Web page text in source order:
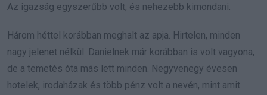
Az igazság egyszerűbb volt, és nehezebb kimondani.
Három héttel korábban meghalt az apja. Hirtelen, minden
nagy jelenet nélkül. Danielnek már korábban is volt vagyona,
de a temetés óta más lett minden. Negyvenegy évesen
hotelek, irodaházak és több pénz volt a nevén, mint amit